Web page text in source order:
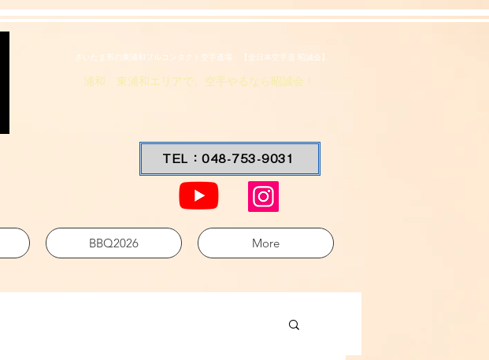
さいたま市の東浦和フルコンタクト空手道場 【全日本空手道 昭誠会】
浦和 東浦和エリアで、空手やるなら昭誠会！
TEL：048-753-9031
BBQ2026 More